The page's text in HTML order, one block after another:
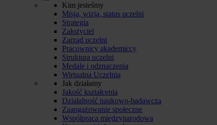
Kim jesteśmy
Misja, wizja, status uczelni
Strategia
Założyciel
Zarząd uczelni
Pracownicy akademiccy
Struktura uczelni
Medale i odznaczenia
Wirtualna Uczelnia
Jak działamy
Jakość kształcenia
Działalność naukowo-badawcza
Zaangażowanie społeczne
Współpraca międzynarodowa